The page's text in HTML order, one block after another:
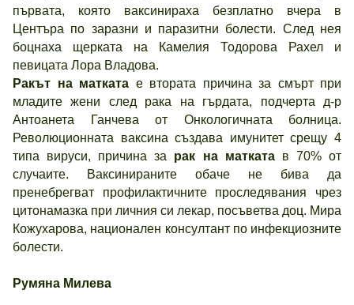
първата, която ваксинираха безплатно вчера в
Центъра по заразни и паразитни болести. След нея
боцнаха щерката на Камелия Тодорова Рахел и
певицата Лора Владова.
Ракът на матката е втората причина за смърт при
младите жени след рака на гърдата, подчерта д-р
Антоанета Ганчева от Онкологичната болница.
Революционната ваксина създава имунитет срещу 4
типа вируси, причина за рак на матката в 70% от
случаите. Ваксинираните обаче не бива да
пренебрегват профилактичните проследявания чрез
цитонамазка при личния си лекар, посъветва доц. Мира
Кожухарова, национален консултант по инфекциозните
болести.
Румяна Милева